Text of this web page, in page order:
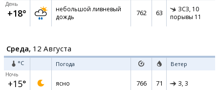
День
+18°
небольшой ливневый
дождь
762 63 ЗСЗ, 10
порывы 11
Среда, 12 Августа
°C Погода Ветер
Ночь
+15° ясно 766 71 З, 3